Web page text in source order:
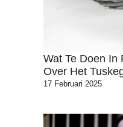
Wat Te Doen In
Over Het
17 Februari 2025